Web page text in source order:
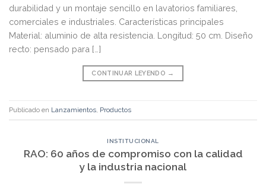
durabilidad y un montaje sencillo en lavatorios familiares,
comerciales e industriales. Características principales
Material: aluminio de alta resistencia. Longitud: 50 cm. Diseño
recto: pensado para […]
CONTINUAR LEYENDO →
Publicado en Lanzamientos, Productos
INSTITUCIONAL
RAO: 60 años de compromiso con la calidad
y la industria nacional